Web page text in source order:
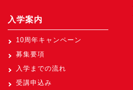
入学案内
10周年キャンペーン
募集要項
入学までの流れ
受講申込み